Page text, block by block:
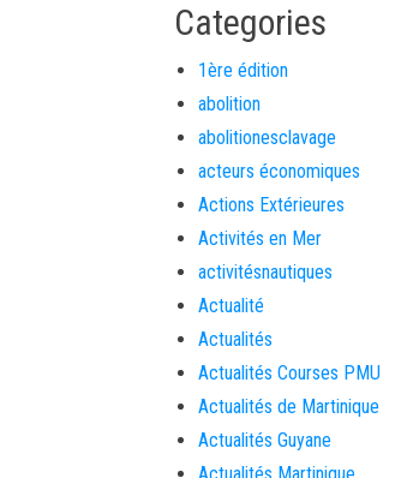
Categories
1ère édition
abolition
abolitionesclavage
acteurs économiques
Actions Extérieures
Activités en Mer
activitésnautiques
Actualité
Actualités
Actualités Courses PMU
Actualités de Martinique
Actualités Guyane